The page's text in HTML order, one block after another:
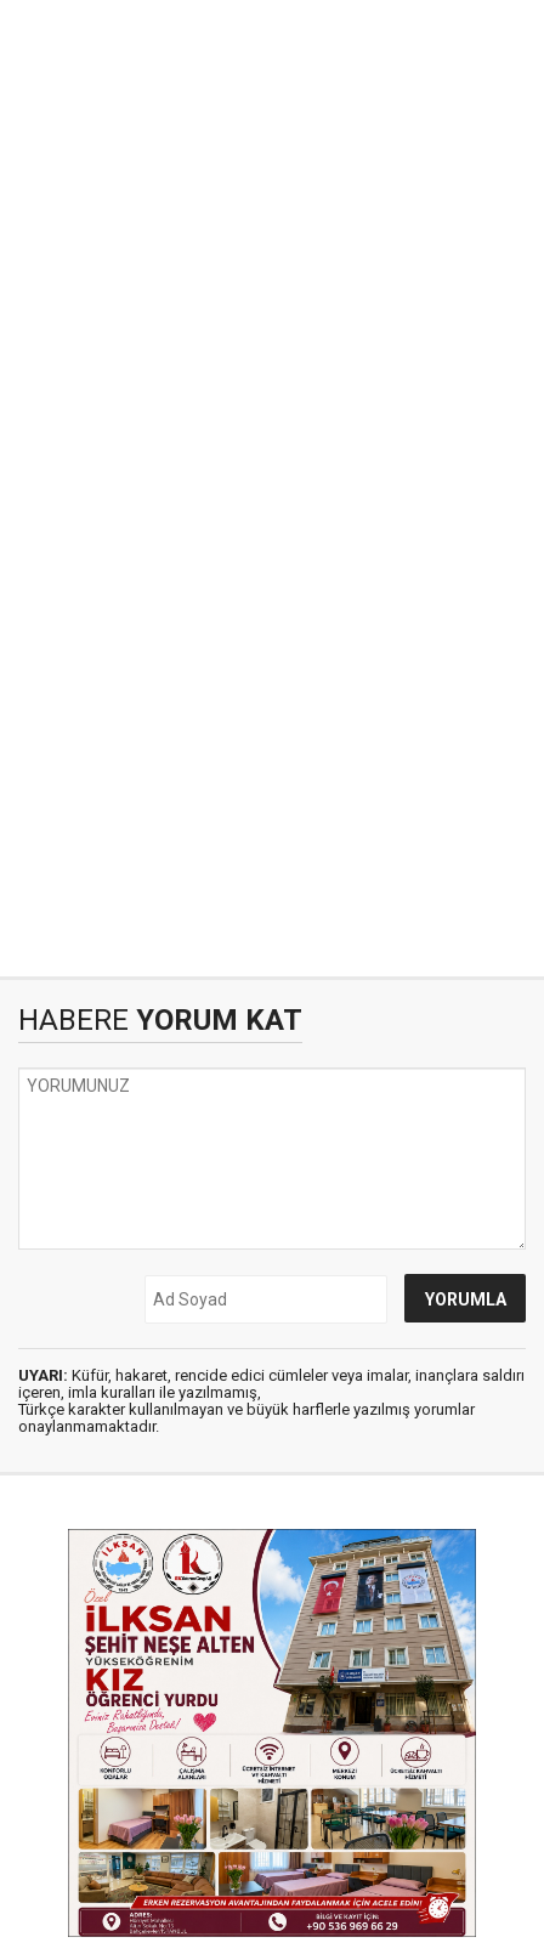
HABERE YORUM KAT
UYARI: Küfür, hakaret, rencide edici cümleler veya imalar, inançlara saldırı
içeren, imla kuralları ile yazılmamış,
Türkçe karakter kullanılmayan ve büyük harflerle yazılmış yorumlar
onaylanmamaktadır.